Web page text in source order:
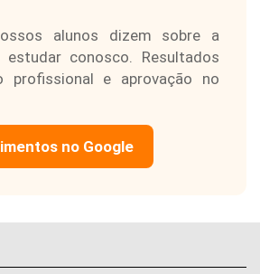
alunos dizem sobre a
estudar conosco. Resultados
profissional e aprovação no
no Google